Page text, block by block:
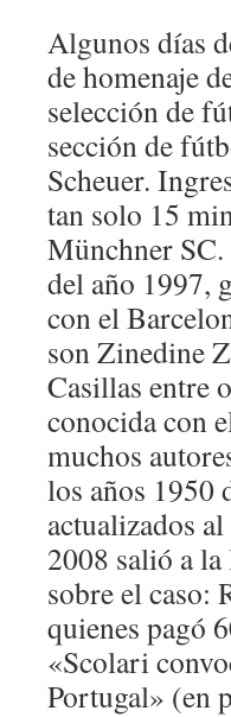
Algunos días
de homenaje
selección de
sección de
Scheuer.
tan solo 15
Münchner
del año 1997,
con el
son Zinedine
Casillas entre
conocida con
muchos
los años 1950
actualizados
2008 salió a
sobre el caso:
quienes pagó
«Scolari
Portugal» (en